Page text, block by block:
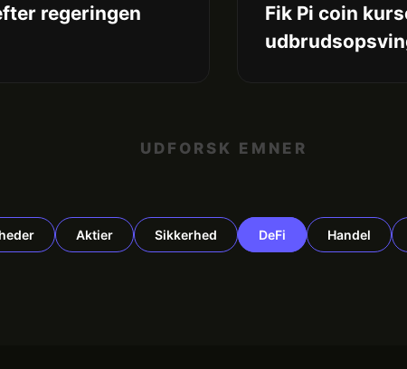
regeringen
Fik Pi coin
UDFORSK EMNER
Aktier Sikkerhed DeFi Handel